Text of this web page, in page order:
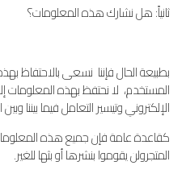
ثانياً: هل نشارك هذه المعلومات؟
بطبيعة الحال فإننا نسعى بالاحتفاظ
المستخدم، لا نحتفظ بهذه المعلومات
الإلكتروني وتيسير التعامل فيما بيننا
كقاعدة عامة فإن جميع هذه المعلومات
المتجرولن يقوموا بنشرها أو بثها للغير.